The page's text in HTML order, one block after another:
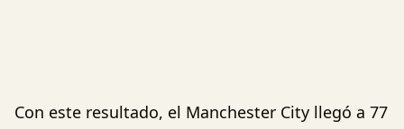
Con este resultado, el Manchester City llegó a 77